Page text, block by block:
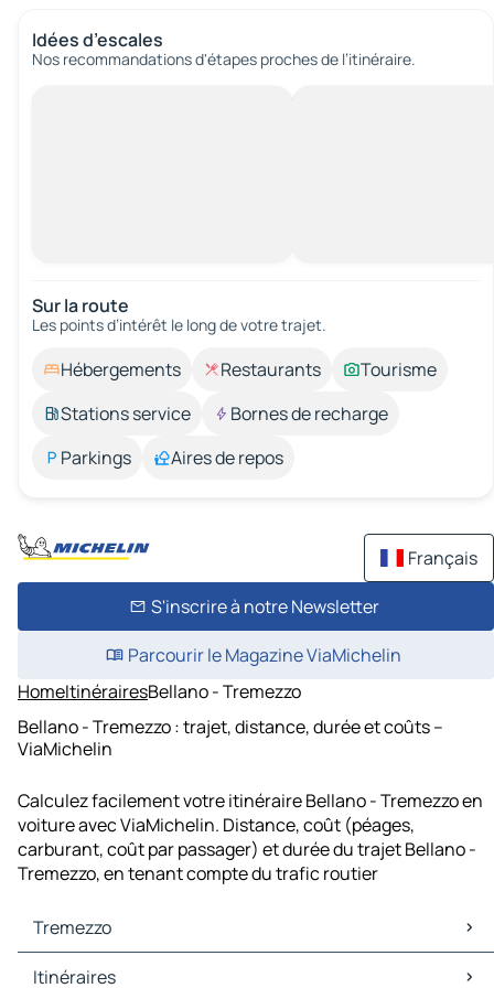
Idées d’escales
Nos recommandations d'étapes proches de l’itinéraire.
Sur la route
Les points d’intérêt le long de votre trajet.
Hébergements Restaurants
Tourisme
Stations service
Bornes de recharge
Parkings
Aires de repos
Français
S'inscrire à notre Newsletter
Parcourir le Magazine ViaMichelin
HomeItinérairesBellano - Tremezzo
Bellano - Tremezzo : trajet, distance, durée et coûts –
ViaMichelin
Calculez facilement votre itinéraire Bellano - Tremezzo en
voiture avec ViaMichelin. Distance, coût (péages,
carburant, coût par passager) et durée du trajet Bellano -
Tremezzo, en tenant compte du trafic routier
Tremezzo
Tremezzo Cartes et plans
Itinéraires